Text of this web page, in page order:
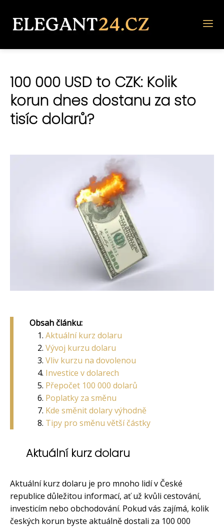
100 000 USD to CZK: Kolik
korun dnes dostanu za sto
tisíc dolarů?
Obsah článku:
Aktuální kurz dolaru
Vývoj kurzu dolaru
Vliv kurzu na dovolenou
Investice v dolarech
Přepočet 100 000 dolarů
Poplatky za směnu
Kde směnit dolary výhodně
Tipy pro směnu větší částky
Aktuální kurz dolaru
Aktuální kurz dolaru je pro mnoho lidí v České
republice důležitou informací, ať už kvůli cestování,
investicím nebo obchodování. Pokud vás zajímá, kolik
českých korun byste aktuálně dostali za 100 000